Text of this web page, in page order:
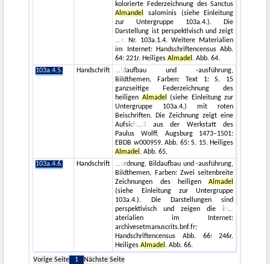
kolorierte Federzeichnung des Sanctus
Almandel
salominis (siehe Einleitung
zur Untergruppe 103a.4.). Die
Darstellung ist perspektivisch und zeigt
e Nr. 103a.1.4. Weitere Materialien
im Internet: Handschriftencensus Abb.
64: 221r. HeiligesAlmadel. Abb. 64.
103a.4.5.
Handschrift
ldaufbau und -ausführung,
Bildthemen, Farben: Text 1: S. 15
ganzseitige Federzeichnung des
heiligen Almadel
(siehe Einleitung zur
Untergruppe 103a.4.) mit roten
Beischriften. Die Zeichnung zeigt eine
Aufsich
d aus der Werkstatt des
Paulus Wolff, Augsburg 1473–1501:
EBDB w000959. Abb. 65: S. 15. Heiliges
Almadel. Abb. 65.
103a.4.6.
Handschrift
ordnung, Bildaufbau und -ausführung,
Bildthemen, Farben: Zwei seitenbreite
Zeichnungen des heiligenAlmadel
(siehe Einleitung zur Untergruppe
103a.4.). Die Darstellungen sind
perspektivisch und zeigen die in
aterialien im Internet:
archivesetmanuscrits.bnf.fr;
Handschriftencensus Abb. 66: 246r.
HeiligesAlmadel. Abb. 66.
Vorige Seite
1 Nächste Seite